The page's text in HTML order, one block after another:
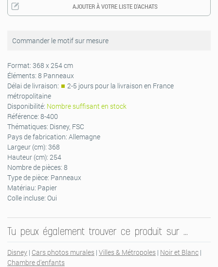
AJOUTER À VOTRE LISTE D'ACHATS
Commander le motif sur mesure
Format: 368 x 254 cm
Éléments: 8 Panneaux
Délai de livraison:
2-5 jours pour la livraison en France
métropolitaine
Disponibilité: Nombre suffisant en stock
Référence: 8-400
Thématiques: Disney, FSC
Pays de fabrication: Allemagne
Largeur (cm): 368
Hauteur (cm): 254
Nombre de pièces: 8
Type de pièce: Panneaux
Matériau: Papier
Colle incluse: Oui
Tu peux également trouver ce produit sur …
Disney | Cars photos murales | Villes & Métropoles | Noir et Blanc |
Chambre d'enfants